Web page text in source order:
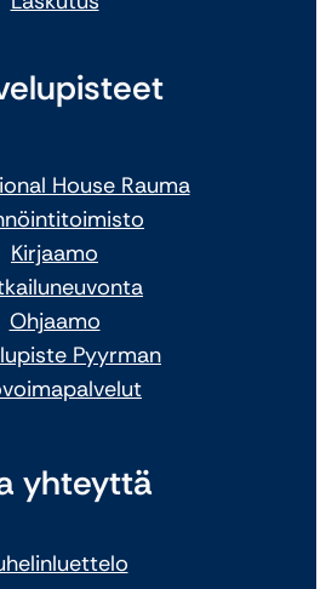
House Rauma
Kirjaamo
Ohjaamo
Pyyrman
yhteyttä